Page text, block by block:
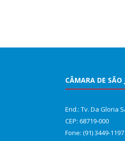
CÂMARA DE SÃO
End.: Tv. Da Gloria
CEP: 68719-000
Fone: (91) 3449-1197